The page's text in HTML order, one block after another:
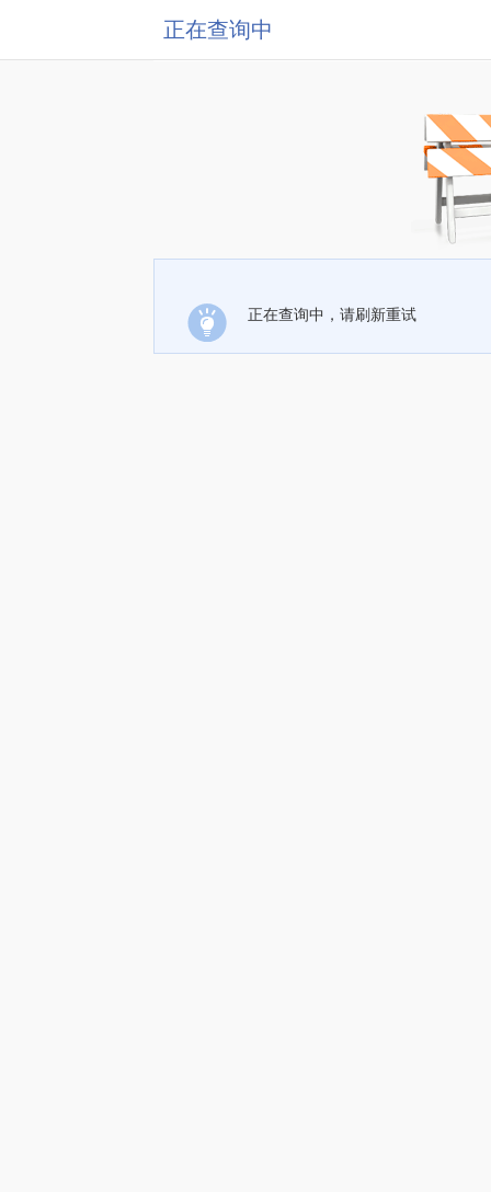
正在查询中
正在查询中，请刷新重试